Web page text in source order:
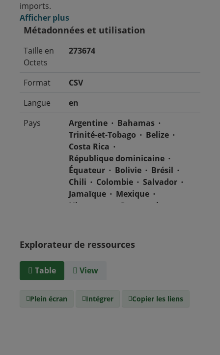
imports.
Afficher plus
Métadonnées et utilisation
Taille en
Octets
273674
Format
CSV
Langue
en
Pays
Argentine
Bahamas
Trinité-et-Tobago
Belize
Costa Rica
République dominicaine
Équateur
Bolivie
Brésil
Chili
Colombie
Salvador
Jamaïque
Mexique
Nicaragua
Guatemala
Venezuela
Barbade
Type de
text/csv
Explorateur de ressources
Table View
Plein écran Intégrer Copier les liens